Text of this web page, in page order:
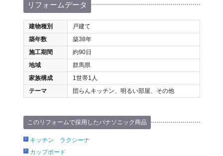
リフォームデータ
建物種別
戸建て
築年数
築38年
施工期間
約90日
地域
群馬県
家族構成
1世帯1人
テーマ
団らんキッチン、明るい部屋、その他
このリフォームで採用したパナソニック商品
キッチン ラクシーナ
カップボード